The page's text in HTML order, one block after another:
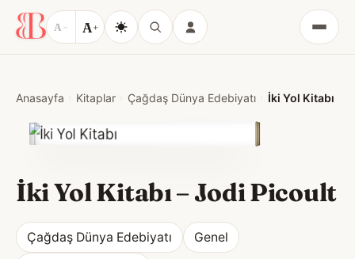
A − A+
Menü
Anasayfa Kitaplar Çağdaş Dünya Edebiyatı İki Yol Kitabı
İki Yol Kitabı–Jodi Picoult
Çağdaş Dünya Edebiyatı Genel